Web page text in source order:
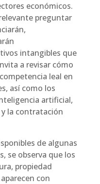
económicos.
preguntar
intangibles que
a revisar cómo
leal en
así como los
artificial,
la contratación
de algunas
se observa que los
propiedad
con